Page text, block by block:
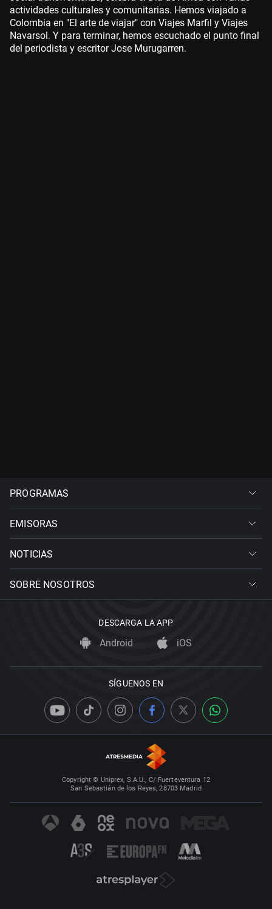
actividades culturales y comunitarias. Hemos viajado a
Colombia en "El arte de viajar" con Viajes Marfil y Viajes
Navarsol. Y para terminar, hemos escuchado el punto final
del periodista y escritor Jose Murugarren.
PROGRAMAS
EMISORAS
NOTICIAS
SOBRE NOSOTROS
DESCARGA LA APP
Android iOS
SÍGUENOS EN
Copyright © Uniprex, S.A.U., C/ Fuerteventura 12
San Sebastián de los Reyes, 28703 Madrid